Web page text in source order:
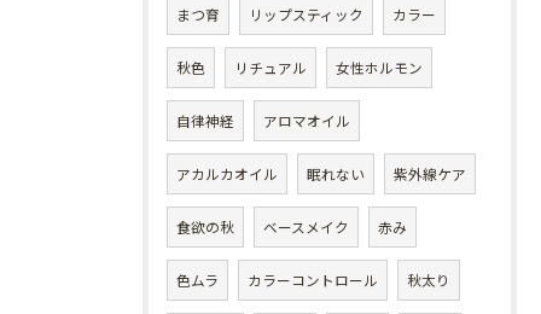
まつ育 リップスティック カラー
秋色 リチュアル 女性ホルモン
自律神経 アロマオイル
アカルカオイル 眠れない 紫外線ケア
食欲の秋 ベースメイク 赤み
色ムラ カラーコントロール 秋太り